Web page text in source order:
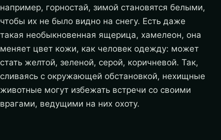
например, горностай, зимой становятся белыми,
чтобы их не было видно на снегу. Есть даже
такая необыкновенная ящерица, хамелеон, она
меняет цвет кожи, как человек одежду: может
стать желтой, зеленой, серой, коричневой. Так,
сливаясь с окружающей обстановкой, нехищные
животные могут избежать встречи со своими
врагами, ведущими на них охоту.